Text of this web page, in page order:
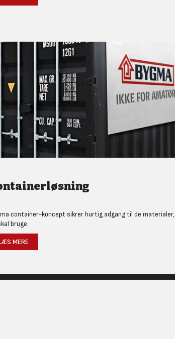
container-koncept sikrer hurtig adgang til de materialer,
bruge.
MERE